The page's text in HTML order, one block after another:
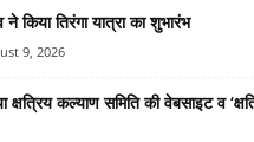
किया तिरंगा यात्रा का शुभारंभ
9, 2026
क्षत्रिय कल्याण समिति की वेबसाइट व